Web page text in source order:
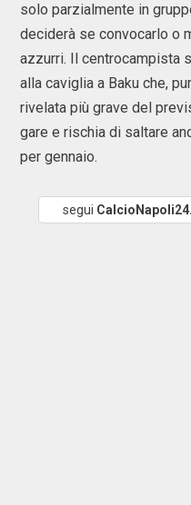
solo parzialmente in
deciderà se convocarlo o
azzurri. Il centrocampista
alla caviglia a Baku che,
rivelata più grave del
gare e rischia di saltare
per gennaio.
segui